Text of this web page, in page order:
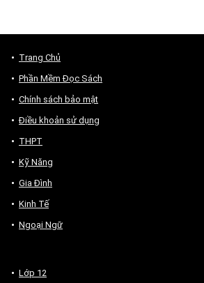
Trang Chủ
Phần Mềm Đọc Sách
Chính sách bảo mật
Điều khoản sử dụng
THPT
Kỹ Năng
Gia Đình
Kinh Tế
Ngoại Ngữ
Lớp 12